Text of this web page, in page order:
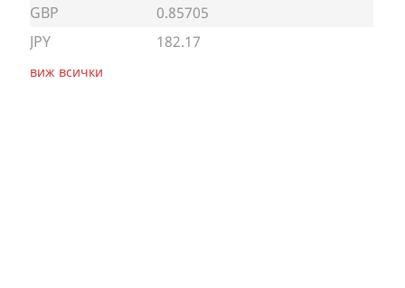
GBP
0.85705
JPY
182.17
виж всички